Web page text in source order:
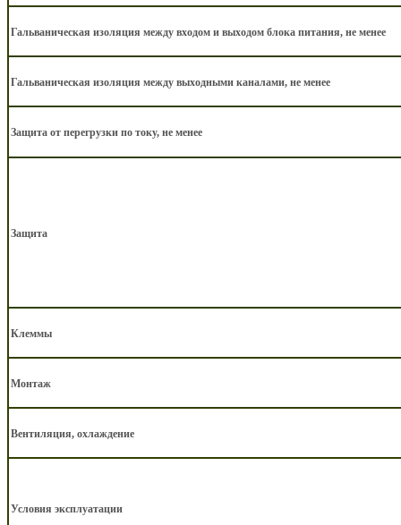
Гальваническая изоляция между входом и выходом блока питания, не менее
Гальваническая изоляция между выходными каналами, не менее
Защита от перегрузки по току, не менее
Защита
Клеммы
Монтаж
Вентиляция, охлаждение
Условия эксплуатации